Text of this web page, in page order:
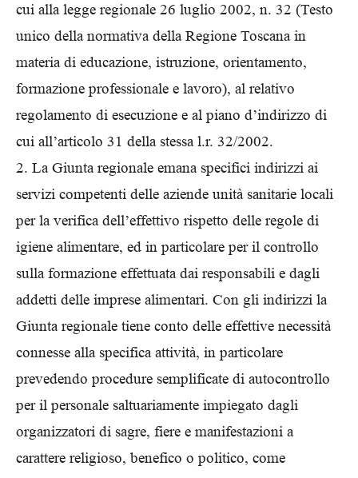
cui alla legge regionale 26 luglio 2002, n. 32 (Testo
unico della normativa della Regione Toscana in
materia di educazione, istruzione, orientamento,
formazione professionale e lavoro), al relativo
regolamento di esecuzione e al piano d’indirizzo di
cui all’articolo 31 della stessa l.r. 32/2002.
2. La Giunta regionale emana specifici indirizzi ai
servizi competenti delle aziende unità sanitarie locali
per la verifica dell’effettivo rispetto delle regole di
igiene alimentare, ed in particolare per il controllo
sulla formazione effettuata dai responsabili e dagli
addetti delle imprese alimentari. Con gli indirizzi la
Giunta regionale tiene conto delle effettive necessità
connesse alla specifica attività, in particolare
prevedendo procedure semplificate di autocontrollo
per il personale saltuariamente impiegato dagli
organizzatori di sagre, fiere e manifestazioni a
carattere religioso, benefico o politico, come